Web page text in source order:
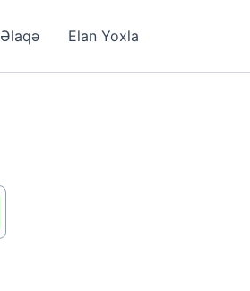
Əlaqə Elan Yoxla